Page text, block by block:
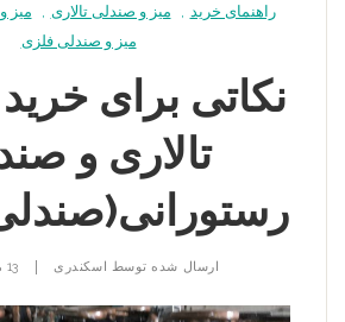
راهنمای خرید میز و صندلی تالاری میز
میز و صندلی فلزی
نکاتی برای
تالاری و
ارسال شده توسط اسکندری 13 مرداد 1397